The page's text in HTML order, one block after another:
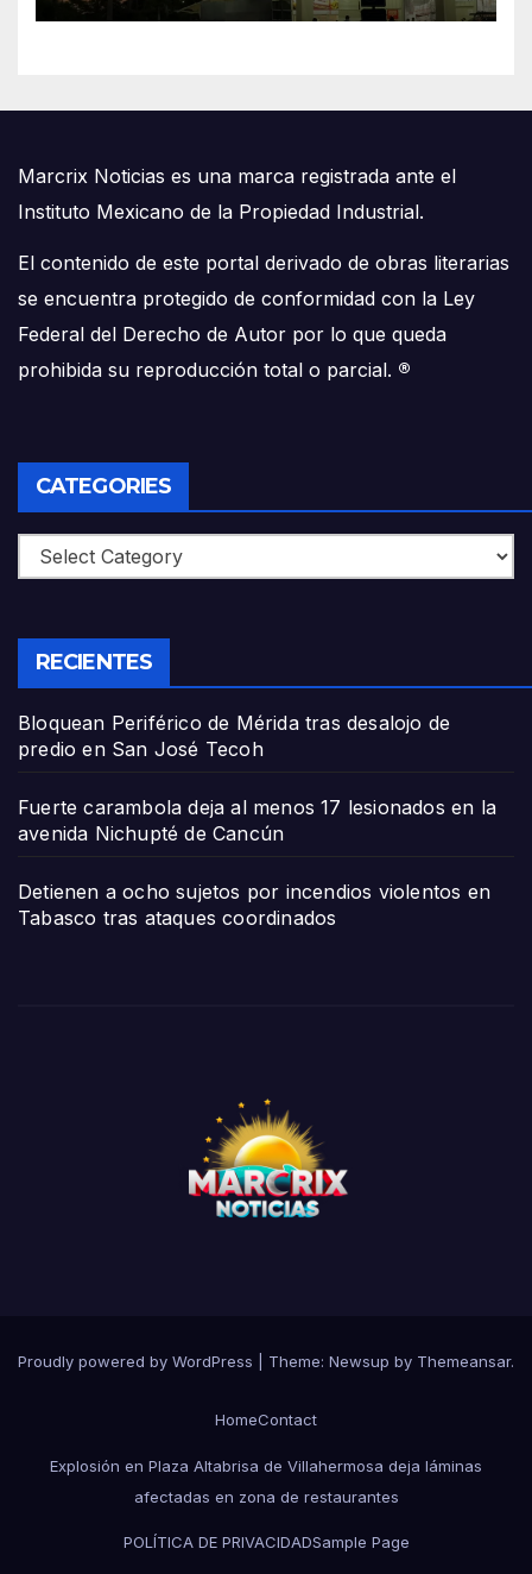
Marcrix Noticias es una marca registrada ante el
Instituto Mexicano de la Propiedad Industrial.
El contenido de este portal derivado de obras literarias
se encuentra protegido de conformidad con la Ley
Federal del Derecho de Autor por lo que queda
prohibida su reproducción total o parcial. ®
CATEGORIES
Categories
RECIENTES
Bloquean Periférico de Mérida tras desalojo de
predio en San José Tecoh
Fuerte carambola deja al menos 17 lesionados en la
avenida Nichupté de Cancún
Detienen a ocho sujetos por incendios violentos en
Tabasco tras ataques coordinados
Proudly powered by WordPress Theme: Newsup by Themeansar.
HomeContact
Explosión en Plaza Altabrisa de Villahermosa deja láminas
afectadas en zona de restaurantes
POLÍTICA DE PRIVACIDADSample Page